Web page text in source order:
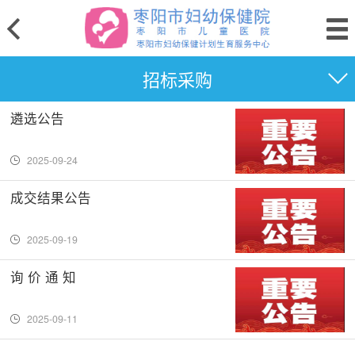
招标采购
遴选公告
2025-09-24
成交结果公告
2025-09-19
询 价 通 知
2025-09-11